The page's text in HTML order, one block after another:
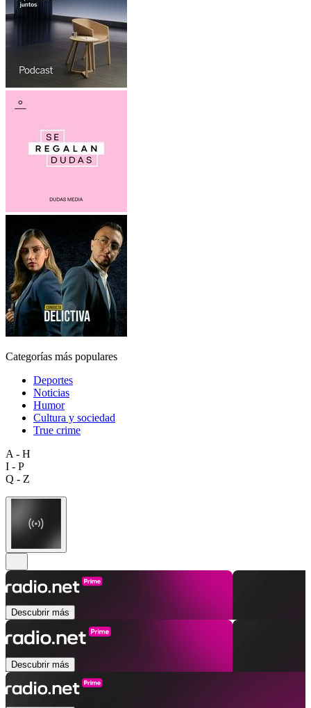
Categorías más populares
Deportes
Noticias
Humor
Cultura y sociedad
True crime
A - H
I - P
Q - Z
Descubrir más
Descubrir más